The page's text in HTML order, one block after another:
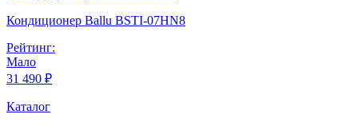
Кондиционер Ballu BSTI-07HN8
Рейтинг:
Мало
31 490 ₽
Каталог